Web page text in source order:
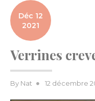
Déc 12
2021
Verrines
By Nat
Posted
12 décembre